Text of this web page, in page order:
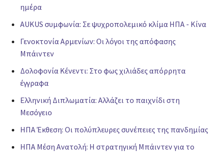
ημέρα
AUKUS συμφωνία: Σε ψυχροπολεμικό κλίμα ΗΠΑ - Κίνα
Γενοκτονία Αρμενίων: Οι λόγοι της απόφασης
Μπάιντεν
Δολοφονία Κένεντι: Στο φως χιλιάδες απόρρητα
έγγραφα
Ελληνική Διπλωματία: Αλλάζει το παιχνίδι στη
Μεσόγειο
ΗΠΑ Έκθεση: Οι πολύπλευρες συνέπειες της πανδημίας
ΗΠΑ Μέση Ανατολή: Η στρατηγική Μπάιντεν για το